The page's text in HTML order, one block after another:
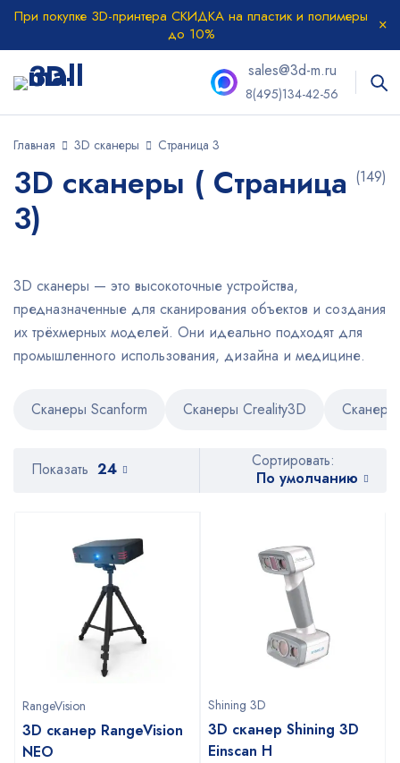
При покупке 3D-принтера СКИДКА на пластик и полимеры
до 10%
sales@3d-m.ru
8(495)134-42-56
Главная 3D сканеры Страница 3
3D сканеры ( Страница
3)
(149)
3D сканеры — это высокоточные устройства,
предназначенные для сканирования объектов и создания
их трёхмерных моделей. Они идеально подходят для
промышленного использования, дизайна и медицине.
Сканеры Scanform Сканеры Creality3D
Сортировать:
По умолчанию
Показать 24
RangeVision
3D сканер RangeVision
NEO
Shining 3D
3D сканер Shining 3D
Einscan H